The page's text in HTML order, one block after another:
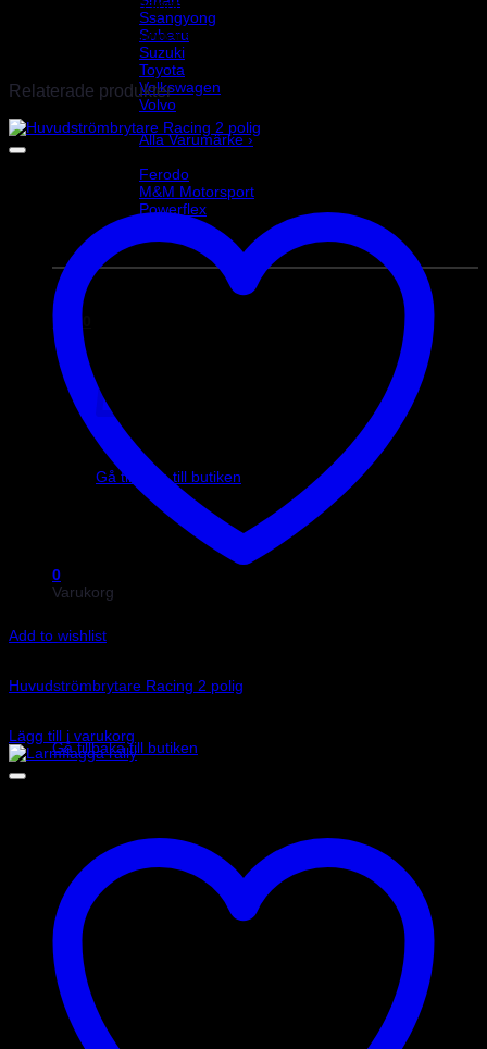
Ssangyong
Subaru
Suzuki
Toyota
Volkswagen
Volvo
Varumärke
Alla Varumärke ›
Ferodo
M&M Motorsport
Powerflex
Evo Corse
Sparco
0
Inga produkter i varukorgen.
Gå tillbaka till butiken
0
Varukorg
Gå tillbaka till butiken
Det finns inga recensioner än.
Endast inloggade kunder som har köpt denna produkt får lämna en
Relaterade produkter
Add to wishlist
Huvudströmbrytare Racing 2 polig
Lägg till i varukorg